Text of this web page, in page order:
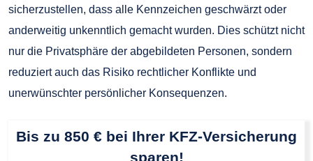
sicherzustellen, dass alle Kennzeichen geschwärzt oder
anderweitig unkenntlich gemacht wurden. Dies schützt nicht
nur die Privatsphäre der abgebildeten Personen, sondern
reduziert auch das Risiko rechtlicher Konflikte und
unerwünschter persönlicher Konsequenzen.
Bis zu 850 € bei Ihrer KFZ-Versicherung
sparen!